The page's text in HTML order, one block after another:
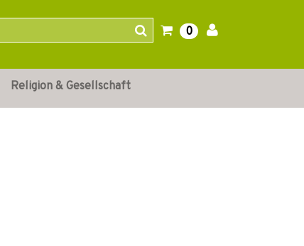
0
Religion & Gesellschaft